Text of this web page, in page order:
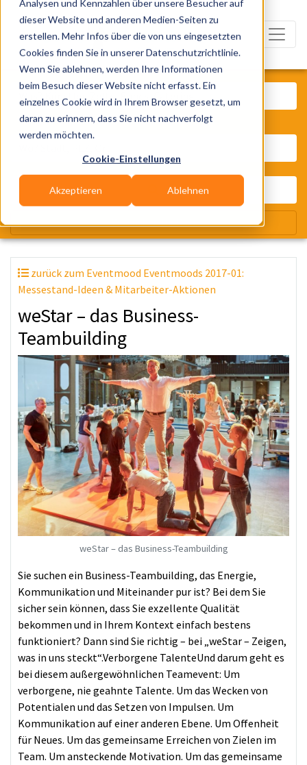
Analysen und Kennzahlen über unsere Besucher auf
dieser Website und anderen Medien-Seiten zu
erstellen. Mehr Infos über die von uns eingesetzten
Cookies finden Sie in unserer Datenschutzrichtlinie.
Wenn Sie ablehnen, werden Ihre Informationen
beim Besuch dieser Website nicht erfasst. Ein
einzelnes Cookie wird in Ihrem Browser gesetzt, um
daran zu erinnern, dass Sie nicht nachverfolgt
werden möchten.
Cookie-Einstellungen
Akzeptieren Ablehnen
zurück zum Eventmood Eventmoods 2017-01:
Messestand-Ideen & Mitarbeiter-Aktionen
weStar – das Business-
Teambuilding
weStar – das Business-Teambuilding
Sie suchen ein Business-Teambuilding, das Energie,
Kommunikation und Miteinander pur ist? Bei dem Sie
sicher sein können, dass Sie exzellente Qualität
bekommen und in Ihrem Kontext einfach bestens
funktioniert? Dann sind Sie richtig – bei „weStar – Zeigen,
was in uns steckt“.Verborgene TalenteUnd darum geht es
bei diesem außergewöhnlichen Teamevent: Um
verborgene, nie geahnte Talente. Um das Wecken von
Potentialen und das Setzen von Impulsen. Um
Kommunikation auf einer anderen Ebene. Um Offenheit
für Neues. Um das gemeinsame Erreichen von Zielen im
Team. Um ansteckende Motivation. Um das gemeinsame
Was? Künstler, Zelte, Bands,
Wir suchen für Dich